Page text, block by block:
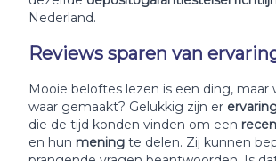
Nederland.
Reviews sparen van
Mooie beloftes lezen is een ding, maar
waar gemaakt? Gelukkig zijn er
die de tijd konden vinden om een
en hun mening te delen. Zij kunnen